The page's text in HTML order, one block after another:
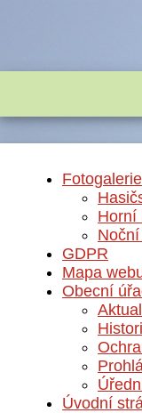
Fotogalerie
Horní
GDPR
Mapa
Obecní
Úvodní